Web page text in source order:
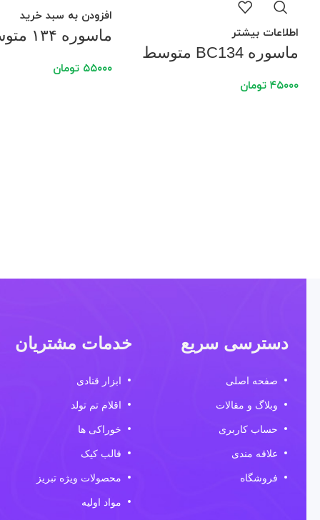
اطلاعات بیشتر
ماسوره BC134 متوسط
۴۵۰۰۰ تومان
افزودن به سبد خرید
ماسوره ۱۳۴ متوسط
۵۵۰۰۰ تومان
دسترسی سریع
صفحه اصلی
وبلاگ و مقالات
حساب کاربری
علاقه مندی
فروشگاه
خدمات مشتریان
ابزار قنادی
اقلام تم تولد
خوراکی ها
قالب کیک
محصولات ویژه تبریز
مواد اولیه